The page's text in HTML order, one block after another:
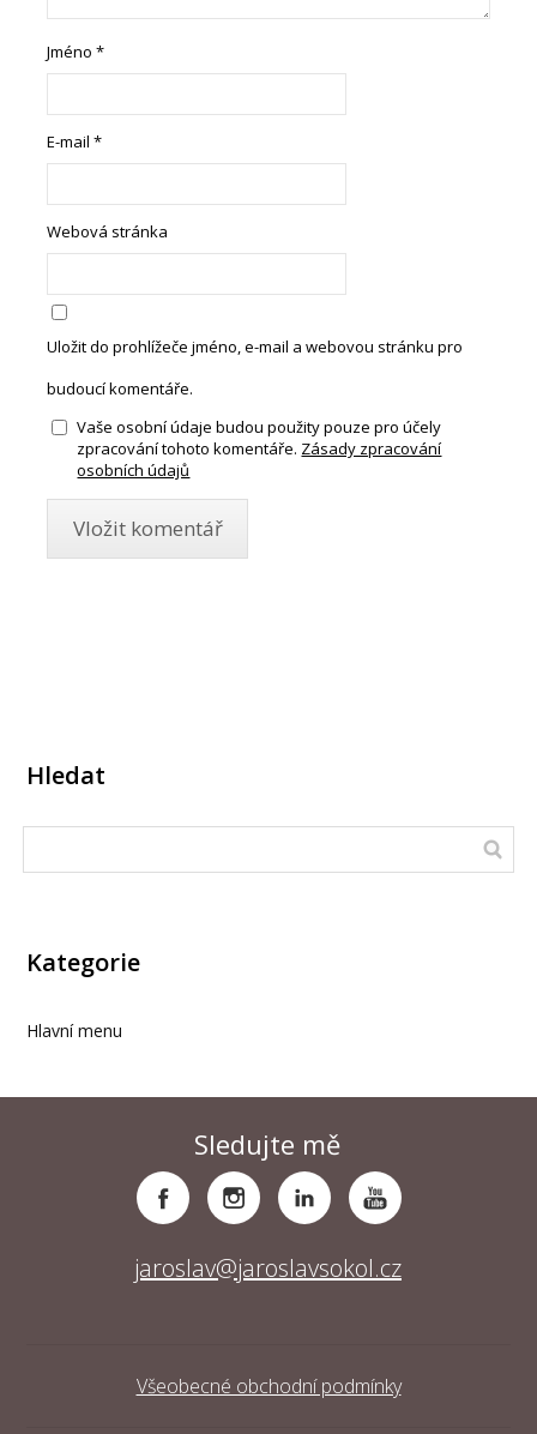
Jméno*
E-mail*
Webová stránka
Uložit do prohlížeče jméno, e-mail a webovou stránku pro
budoucí komentáře.
Vaše osobní údaje budou použity pouze pro účely
zpracování tohoto komentáře. Zásady zpracování
osobních údajů
Hledat
Kategorie
Hlavní menu
Sledujte mě
jaroslav@jaroslavsokol.cz
Všeobecné obchodní podmínky